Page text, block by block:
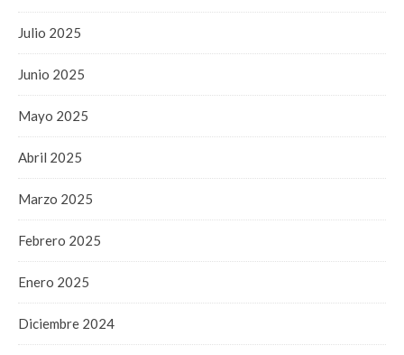
Julio 2025
Junio 2025
Mayo 2025
Abril 2025
Marzo 2025
Febrero 2025
Enero 2025
Diciembre 2024